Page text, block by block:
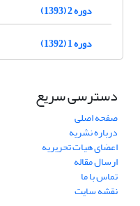
دوره 2 (1393)
دوره 1 (1392)
دسترسی سریع
صفحه اصلی
درباره نشریه
اعضای هیات تحریریه
ارسال مقاله
تماس با ما
نقشه سایت